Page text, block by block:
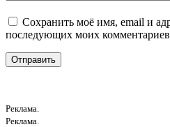
Сохранить моё имя, email и
последующих моих
Реклама.
Реклама.